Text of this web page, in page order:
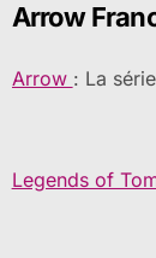
Arrow
Arrow : La
Legends of